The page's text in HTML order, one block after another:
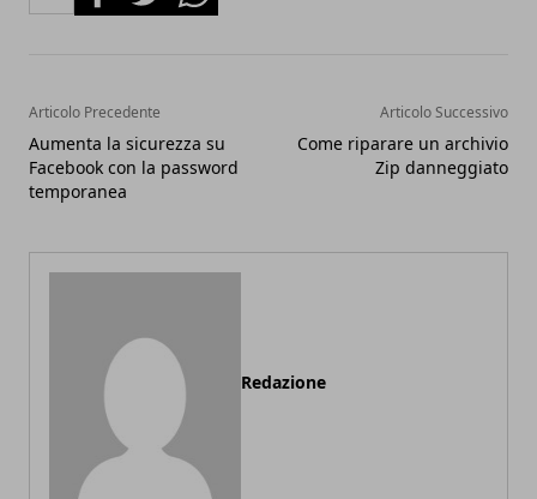
Articolo Precedente
Aumenta la sicurezza su
Facebook con la password
temporanea
Articolo Successivo
Come riparare un archivio
Zip danneggiato
Redazione